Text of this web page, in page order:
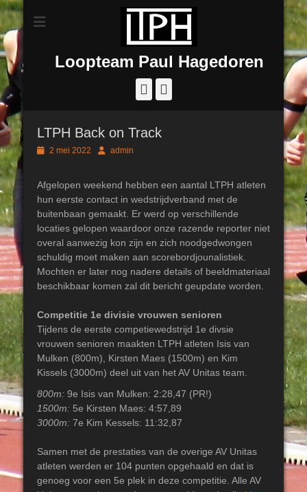
Loopteam Paul Hagedoren
Facebook
LTPH Back on Track
Geplaatst
2 mei 2022 Authoradmin
Afgelopen weekend hebben een aantal LTPH atleten
hun eerste contact in wedstrijdverband met de
buitenbaan gemaakt. Er werd op verschillende
locaties gelopen waardoor onze razende reporter niet
overal aanwezig kon zijn en zich noodgedwongen
schuldig moet maken aan scorebordjounalistiek.
Mochten er later nog nadere details of beeldmateriaal
beschikbaar komen zal dit bericht geupdate worden.
Competitie 1e divisie vrouwen senioren
Tijdens de eerste competiewedstrijd 1e divsie
vrouwen senioren maakten LTPH atleten Isis van
Mulken (800m), Kirsten Maes (1500m) en Kim
Kissels (3000m) deel uit van het AV Unitas team.
800m: 9e Isis van Mulken: 2:28,47 (PR!)
1500m: 5e Kirsten Maes: 4:57,89
3000m: 7e Kim Kessels: 11:32,87
Samen met de prestaties van de overige AV Unitas
atleten werden er 104 punten opgehaald en dat is
genoeg voor een 5e plek in deze competitie. Alle AV